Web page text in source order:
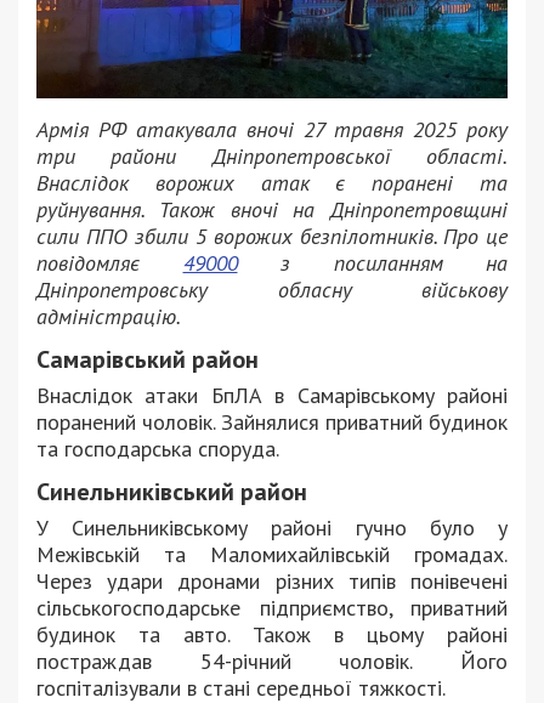
Армія РФ атакувала вночі 27 травня 2025 року
три райони Дніпропетровської області.
Внаслідок ворожих атак є поранені та
руйнування. Також вночі на Дніпропетровщині
сили ППО збили 5 ворожих безпілотників. Про це
повідомляє 49000з посиланням на
Дніпропетровську обласну військову
адміністрацію.
Самарівський район
Внаслідок атаки БпЛА в Самарівському районі
поранений чоловік. Зайнялися приватний будинок
та господарська споруда.
Синельниківський район
У Синельниківському районі гучно було у
Межівській та Маломихайлівській громадах.
Через удари дронами різних типів понівечені
сільськогосподарське підприємство, приватний
будинок та авто. Також в цьому районі
постраждав 54-річний чоловік. Його
госпіталізували в стані середньої тяжкості.